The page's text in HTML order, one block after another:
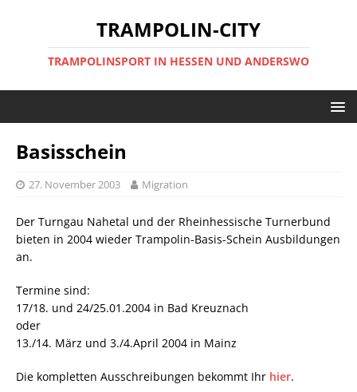
TRAMPOLIN-CITY
TRAMPOLINSPORT IN HESSEN UND ANDERSWO
Basisschein
27. November 2003 Migration
Der Turngau Nahetal und der Rheinhessische Turnerbund
bieten in 2004 wieder Trampolin-Basis-Schein Ausbildungen
an.
Termine sind:
17/18. und 24/25.01.2004 in Bad Kreuznach
oder
13./14. März und 3./4.April 2004 in Mainz
Die kompletten Ausschreibungen bekommt Ihr hier.